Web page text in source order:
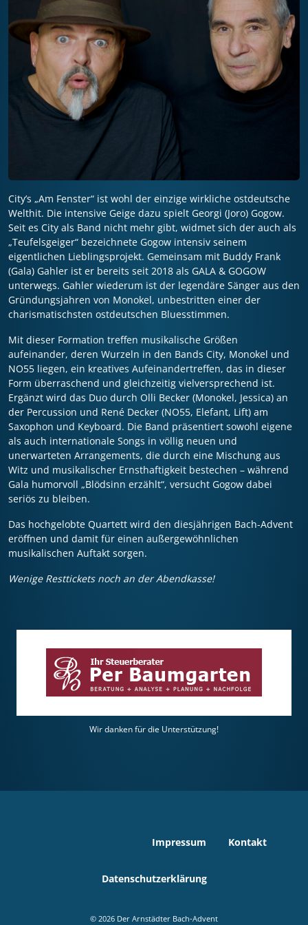
City’s „Am Fenster“ ist wohl der einzige wirkliche ostdeutsche
Welthit. Die intensive Geige dazu spielt Georgi (Joro) Gogow.
Seit es City als Band nicht mehr gibt, widmet sich der auch als
„Teufelsgeiger“ bezeichnete Gogow intensiv seinem
eigentlichen Lieblingsprojekt. Gemeinsam mit Buddy Frank
(Gala) Gahler ist er bereits seit 2018 als GALA & GOGOW
unterwegs. Gahler wiederum ist der legendäre Sänger aus den
Gründungsjahren von Monokel, unbestritten einer der
charismatischsten ostdeutschen Bluesstimmen.
Mit dieser Formation treffen musikalische Größen
aufeinander, deren Wurzeln in den Bands City, Monokel und
NO55 liegen, ein kreatives Aufeinandertreffen, das in dieser
Form überraschend und gleichzeitig vielversprechend ist.
Ergänzt wird das Duo durch Olli Becker (Monokel, Jessica) an
der Percussion und René Decker (NO55, Elefant, Lift) am
Saxophon und Keyboard. Die Band präsentiert sowohl eigene
als auch internationale Songs in völlig neuen und
unerwarteten Arrangements, die durch eine Mischung aus
Witz und musikalischer Ernsthaftigkeit bestechen – während
Gala humorvoll „Blödsinn erzählt“, versucht Gogow dabei
seriös zu bleiben.
Das hochgelobte Quartett wird den diesjährigen Bach-Advent
eröffnen und damit für einen außergewöhnlichen
musikalischen Auftakt sorgen.
Wenige Resttickets noch an der Abendkasse!
Wir danken für die Unterstützung!
Impressum Kontakt
Datenschutzerklärung
© 2026 Der Arnstädter Bach-Advent